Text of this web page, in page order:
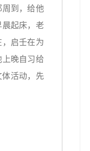
周到，给他
晨起床，老
启壬在为
晚自习给
体活动，先